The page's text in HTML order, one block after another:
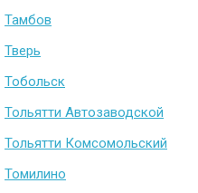
Тамбов
Тверь
Тобольск
Тольятти Автозаводской
Тольятти Комсомольский
Томилино